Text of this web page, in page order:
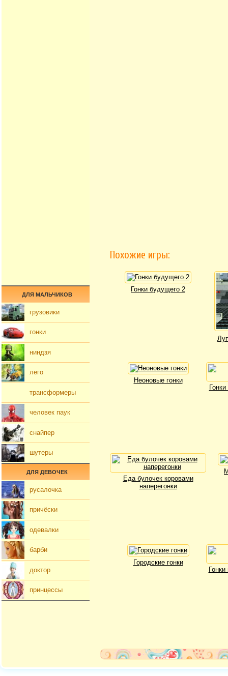
Похожие игры:
Гонки будущего 2
Неоновые гонки
Еда булочек коровами
наперегонки
Городские гонки
ДЛЯ МАЛЬЧИКОВ
грузовики
гонки
ниндзя
лего
трансформеры
человек паук
снайпер
шутеры
ДЛЯ ДЕВОЧЕК
русалочка
причёски
одевалки
барби
доктор
принцессы